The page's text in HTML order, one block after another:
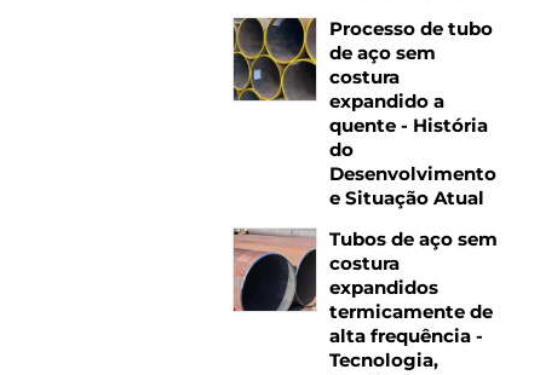
Processo de tubo
de aço sem
costura
expandido a
quente - História
do
Desenvolvimento
e Situação Atual
Tubos de aço sem
costura
expandidos
termicamente de
alta frequência -
Tecnologia,